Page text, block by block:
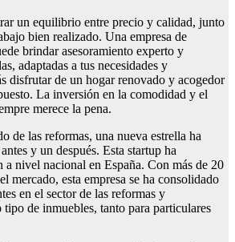
un equilibrio entre precio y calidad, junto
bien realizado. Una empresa de
brindar asesoramiento experto y
adaptadas a tus necesidades y
disfrutar de un hogar renovado y acogedor
La inversión en la comodidad y el
merece la pena.
de las reformas, una nueva estrella ha
y un después. Esta startup ha
a nivel nacional en España. Con más de 20
mercado, esta empresa se ha consolidado
en el sector de las reformas y
de inmuebles, tanto para particulares